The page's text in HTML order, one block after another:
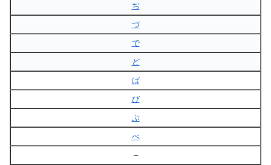
ぢ
づ
で
ど
ば
び
ぶ
べ
–